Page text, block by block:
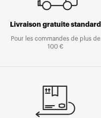
Livraison gratuite standard
Pour les commandes de plus de
100 €